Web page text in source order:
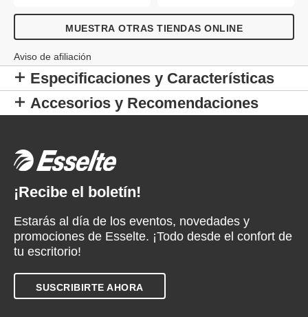
MUESTRA OTRAS TIENDAS ONLINE
Aviso de afiliación
Especificaciones y Características
Accesorios y Recomendaciones
¡Recibe el boletín!
Estarás al día de los eventos, novedades y
promociones de Esselte. ¡Todo desde el confort de
tu escritorio!
SUSCRIBIRTE AHORA